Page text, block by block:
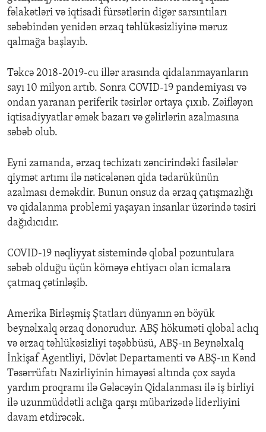
fəlakətləri və iqtisadi fürsətlərin digər sarsıntıları
səbəbindən yenidən ərzaq təhlükəsizliyinə məruz
qalmağa başlayıb.
Təkcə 2018-2019-cu illər arasında qidalanmayanların
sayı 10 milyon artıb. Sonra COVID-19 pandemiyası və
ondan yaranan periferik təsirlər ortaya çıxıb. Zəifləyən
iqtisadiyyatlar əmək bazarı və gəlirlərin azalmasına
səbəb olub.
Eyni zamanda, ərzaq təchizatı zəncirindəki fasilələr
qiymət artımı ilə nəticələnən qida tədarükünün
azalması deməkdir. Bunun onsuz da ərzaq çatışmazlığı
və qidalanma problemi yaşayan insanlar üzərində təsiri
dağıdıcıdır.
COVID-19 nəqliyyat sistemində qlobal pozuntulara
səbəb olduğu üçün köməyə ehtiyacı olan icmalara
çatmaq çətinləşib.
Amerika Birləşmiş Ştatları dünyanın ən böyük
beynəlxalq ərzaq donorudur. ABŞ hökuməti qlobal aclıq
və ərzaq təhlükəsizliyi təşəbbüsü, ABŞ-ın Beynəlxalq
İnkişaf Agentliyi, Dövlət Departamenti və ABŞ-ın Kənd
Təsərrüfatı Nazirliyinin himayəsi altında çox sayda
yardım proqramı ilə Gələcəyin Qidalanması ilə iş birliyi
ilə uzunmüddətli aclığa qarşı mübarizədə liderliyini
davam etdirəcək.